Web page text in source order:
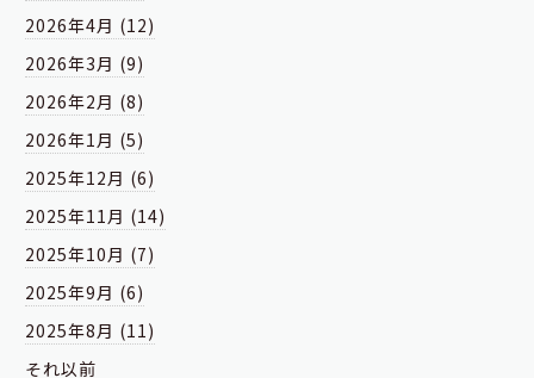
2026年4月 (12)
2026年3月 (9)
2026年2月 (8)
2026年1月 (5)
2025年12月 (6)
2025年11月 (14)
2025年10月 (7)
2025年9月 (6)
2025年8月 (11)
それ以前